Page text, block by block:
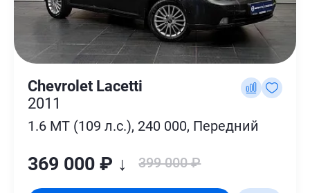
Chevrolet Lacetti
2011
1.6 MT (109 л.с.), 240 000, Передний
369 000 ₽ ↓ 399 000 ₽